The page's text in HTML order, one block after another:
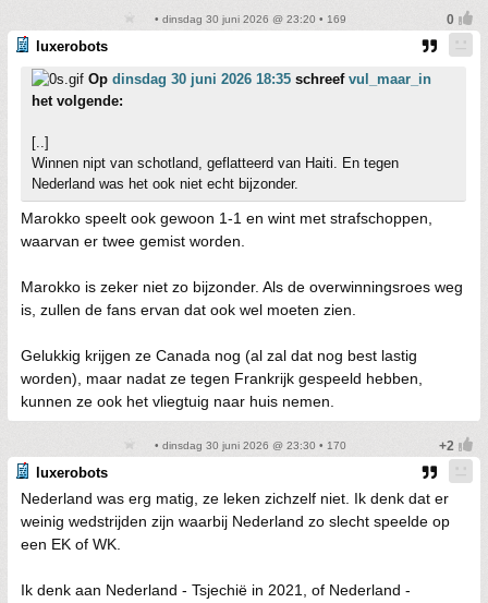
• dinsdag 30 juni 2026 @ 23:20 • 169
luxerobots
Op dinsdag 30 juni 2026 18:35 schreef vul_maar_in
het volgende:
[..]
Winnen nipt van schotland, geflatteerd van Haiti. En tegen
Nederland was het ook niet echt bijzonder.
Marokko speelt ook gewoon 1-1 en wint met strafschoppen,
waarvan er twee gemist worden.
Marokko is zeker niet zo bijzonder. Als de overwinningsroes weg
is, zullen de fans ervan dat ook wel moeten zien.
Gelukkig krijgen ze Canada nog (al zal dat nog best lastig
worden), maar nadat ze tegen Frankrijk gespeeld hebben,
kunnen ze ook het vliegtuig naar huis nemen.
• dinsdag 30 juni 2026 @ 23:30 • 170
luxerobots
Nederland was erg matig, ze leken zichzelf niet. Ik denk dat er
weinig wedstrijden zijn waarbij Nederland zo slecht speelde op
een EK of WK.
Ik denk aan Nederland - Tsjechië in 2021, of Nederland -